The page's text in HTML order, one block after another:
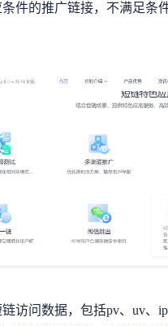
件的推广链接，不满足条
访问数据，包括pv、uv、